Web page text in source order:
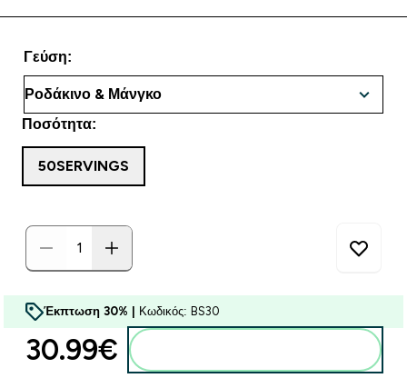
Γεύση:
Ποσότητα:
50SERVINGS
Έκπτωση 30% | Κωδικός: BS30
30.99€‎